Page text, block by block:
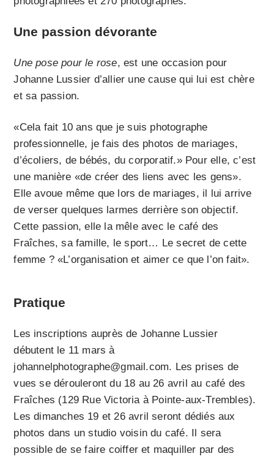
Une passion dévorante
Une pose pour le rose, est une occasion pour
Johanne Lussier d’allier une cause qui lui est chère
et sa passion.
«Cela fait 10 ans que je suis photographe
professionnelle, je fais des photos de mariages,
d’écoliers, de bébés, du corporatif.» Pour elle, c’est
une manière «de créer des liens avec les gens».
Elle avoue même que lors de mariages, il lui arrive
de verser quelques larmes derrière son objectif.
Cette passion, elle la mêle avec le café des
Fraîches, sa famille, le sport… Le secret de cette
femme ? «L’organisation et aimer ce que l’on fait».
Pratique
Les inscriptions auprès de Johanne Lussier
débutent le 11 mars à
johannelphotographe@gmail.com. Les prises de
vues se dérouleront du 18 au 26 avril au café des
Fraîches (129 Rue Victoria à Pointe-aux-Trembles).
Les dimanches 19 et 26 avril seront dédiés aux
photos dans un studio voisin du café. Il sera
possible de se faire coiffer et maquiller par des